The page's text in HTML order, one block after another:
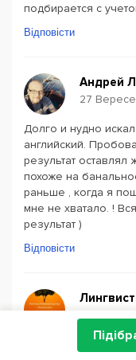
подбирается с
Відповісти
Андрей
27
Долго и нудно
английский.
результат
похоже на
раньше , когда я
мне не хватало. !
результат )
Відповісти
Изучаю польский